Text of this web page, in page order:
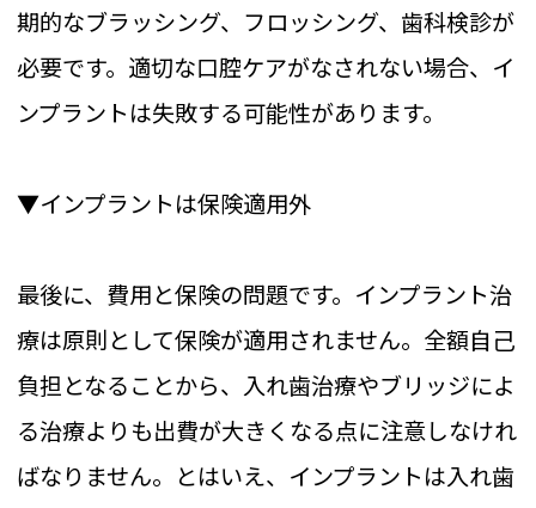
期的なブラッシング、フロッシング、歯科検診が
必要です。適切な口腔ケアがなされない場合、イ
ンプラントは失敗する可能性があります。
▼インプラントは保険適用外
最後に、費用と保険の問題です。インプラント治
療は原則として保険が適用されません。全額自己
負担となることから、入れ歯治療やブリッジによ
る治療よりも出費が大きくなる点に注意しなけれ
ばなりません。とはいえ、インプラントは入れ歯